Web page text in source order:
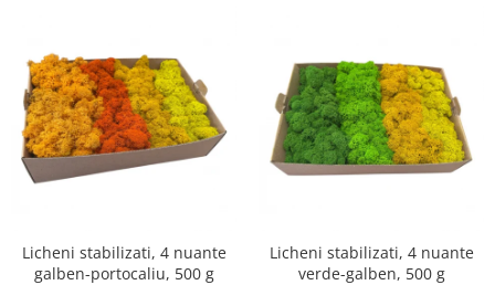
Licheni stabilizati, 4 nuante
galben-portocaliu, 500 g
Licheni stabilizati, 4 nuante
verde-galben, 500 g